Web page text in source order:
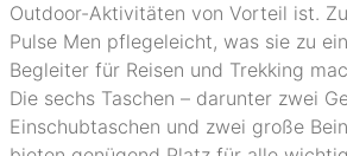
Outdoor-Aktivitäten von Vorteil ist.
Pulse Men pflegeleicht, was sie zu
Begleiter für Reisen und Trekking
Die sechs Taschen – darunter zwei
Einschubtaschen und zwei große